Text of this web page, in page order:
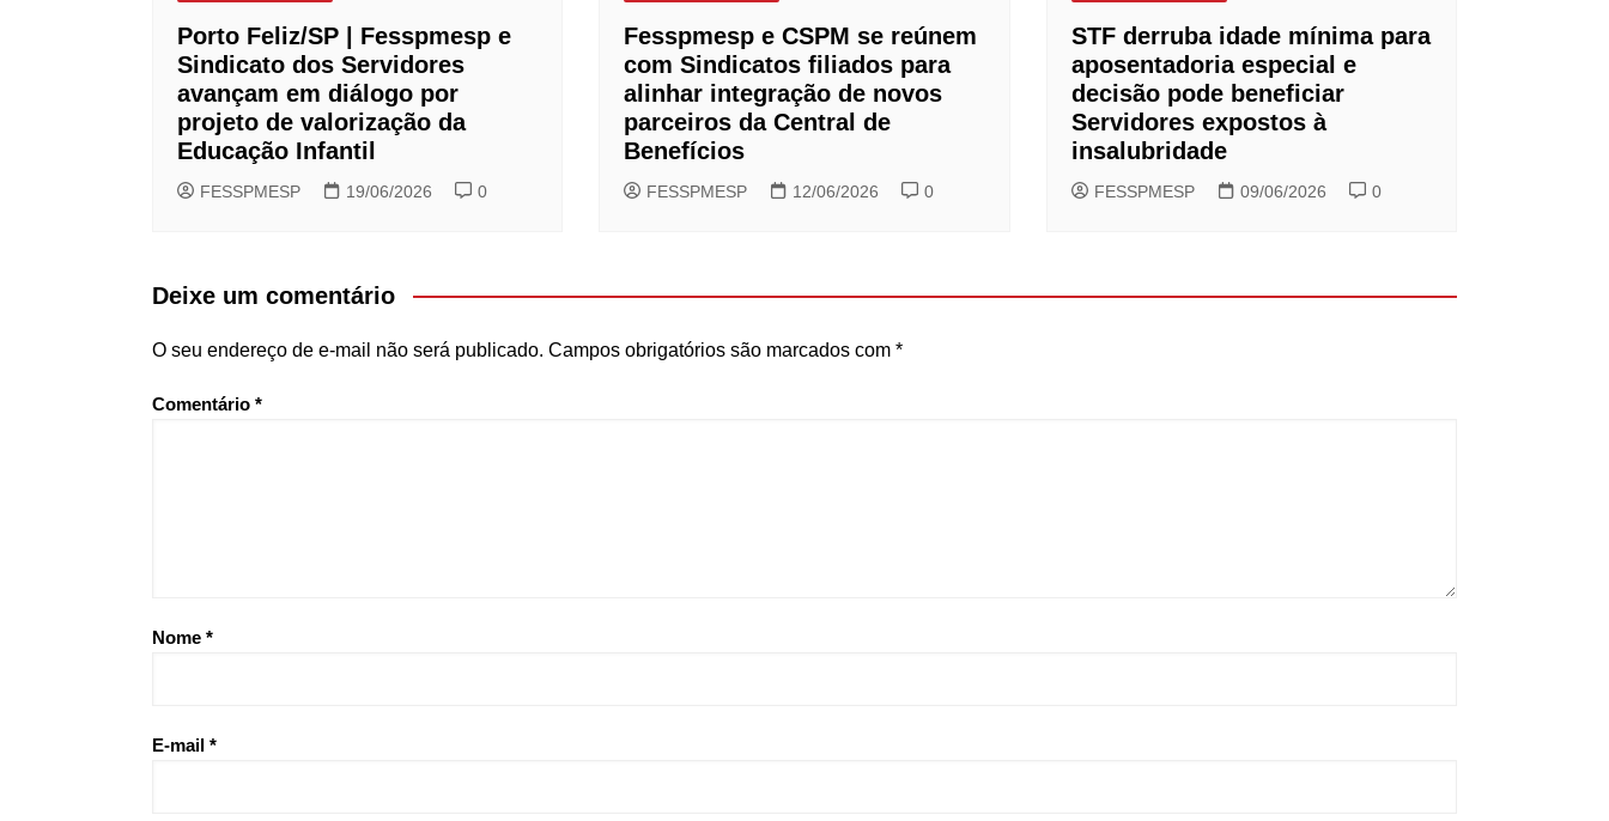
Porto Feliz/SP | Fesspmesp e
Sindicato dos Servidores
avançam em diálogo por
projeto de valorização da
Educação Infantil
FESSPMESP 19/06/2026 0
Fesspmesp e CSPM se reúnem
com Sindicatos filiados para
alinhar integração de novos
parceiros da Central de
Benefícios
FESSPMESP 12/06/2026 0
STF derruba idade mínima para
aposentadoria especial e
decisão pode beneficiar
Servidores expostos à
insalubridade
FESSPMESP 09/06/2026 0
Deixe um comentário
O seu endereço de e-mail não será publicado. Campos obrigatórios são marcados com *
Comentário *
Nome *
E-mail *